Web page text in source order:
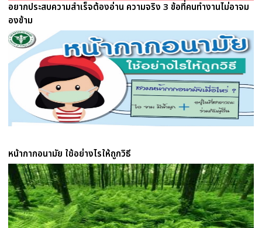
อยากประสบความสำเร็จต้องอ่าน ความจริง 3 ข้อที่คนทำงานไม่อาจม
องข้าม
หน้ากากอนามัย ใช้อย่างไรให้ถูกวิธี